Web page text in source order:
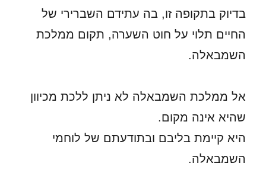
בדיוק בתקופה זו, בה עתידם השברירי של
החיים תלוי על חוט השערה, תקום ממלכת
השמבאלה.
אל ממלכת השמבאלה לא ניתן ללכת מכיוון
שהיא אינה מקום.
היא קיימת בליבם ובתודעתם של לוחמי
השמבאלה.